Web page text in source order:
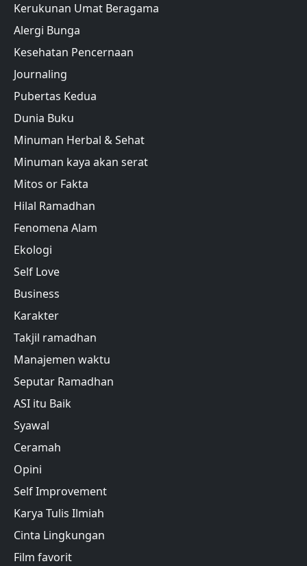
Kerukunan Umat Beragama
Alergi Bunga
Kesehatan Pencernaan
Journaling
Pubertas Kedua
Dunia Buku
Minuman Herbal & Sehat
Minuman kaya akan serat
Mitos or Fakta
Hilal Ramadhan
Fenomena Alam
Ekologi
Self Love
Business
Karakter
Takjil ramadhan
Manajemen waktu
Seputar Ramadhan
ASI itu Baik
Syawal
Ceramah
Opini
Self Improvement
Karya Tulis Ilmiah
Cinta Lingkungan
Film favorit